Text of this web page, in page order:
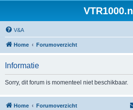
VTR1000.nl
V&A
Home Forumoverzicht
Informatie
Sorry, dit forum is momenteel niet beschikbaar.
Home Forumoverzicht